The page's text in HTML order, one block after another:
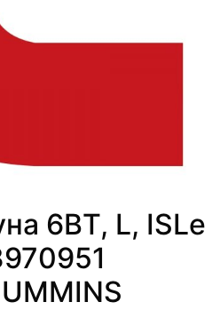
6BТ, L, ISLe